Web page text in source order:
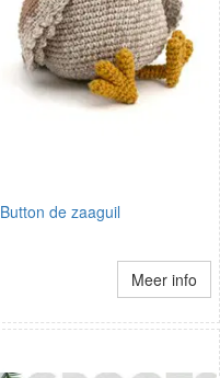
Button de zaaguil
Meer info